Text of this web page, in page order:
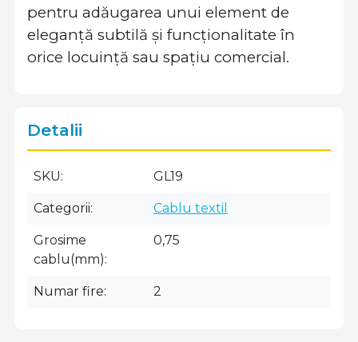
pentru adăugarea unui element de
eleganță subtilă și funcționalitate în
orice locuință sau spațiu comercial.
Detalii
SKU GL19
Categorii Cablu textil
Grosime
cablu(mm)
0,75
Numar fire 2